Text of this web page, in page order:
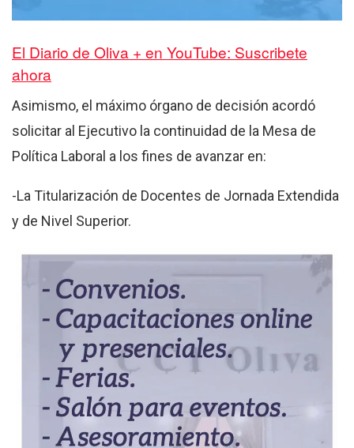
El Diario de Oliva + en YouTube: Suscribete
ahora
Asimismo, el máximo órgano de decisión acordó
solicitar al Ejecutivo la continuidad de la Mesa de
Política Laboral a los fines de avanzar en:
-La Titularización de Docentes de Jornada Extendida
y de Nivel Superior.